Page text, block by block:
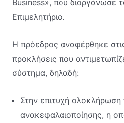
Business», που διοργάνωσε
Επιμελητήριο.
H πρόεδρος αναφέρθηκε
προκλήσεις που
σύστημα, δηλαδή:
Στην επιτυχή ολοκλήρωση
ανακεφαλαιοποίησης, η